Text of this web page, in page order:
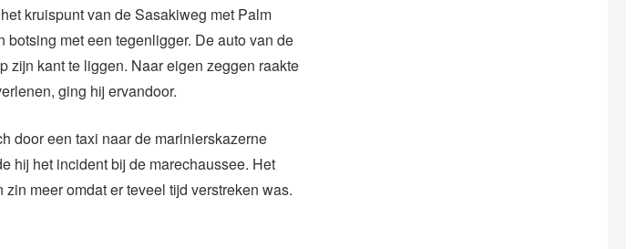
kruispunt van de Sasakiweg met Palm
met een tegenligger. De auto van de
zijn kant te liggen. Naar eigen zeggen raakte
ging hij ervandoor.
door een taxi naar de marinierskazerne
hij het incident bij de marechaussee. Het
meer omdat er teveel tijd verstreken was.